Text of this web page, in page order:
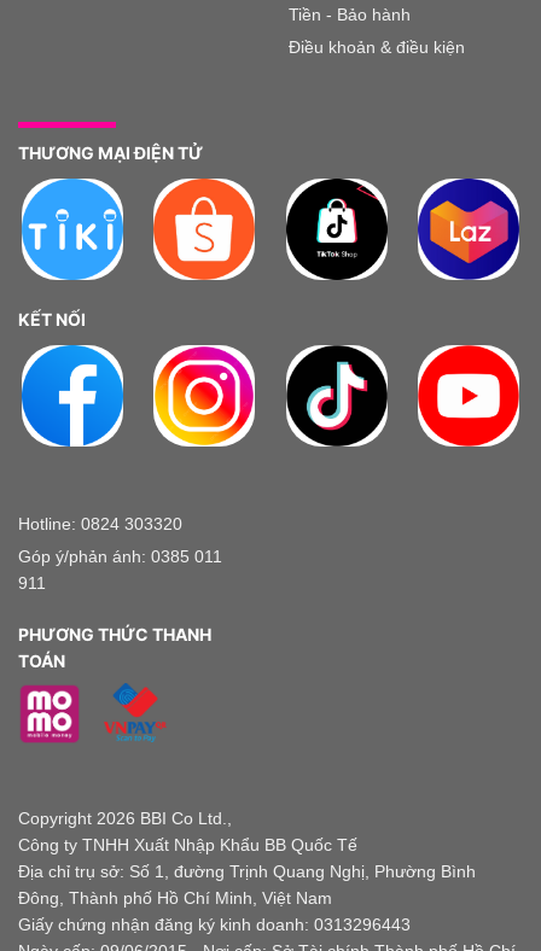
Tiền - Bảo hành
Điều khoản & điều kiện
THƯƠNG MẠI ĐIỆN TỬ
KẾT NỐI
Hotline: 0824 303320
Góp ý/phản ánh: 0385 011
911
PHƯƠNG THỨC THANH
TOÁN
Copyright 2026 BBI Co Ltd.,
Công ty TNHH Xuất Nhập Khẩu BB Quốc Tế
Địa chỉ trụ sở: Số 1, đường Trịnh Quang Nghị, Phường Bình
Đông, Thành phố Hồ Chí Minh, Việt Nam
Giấy chứng nhận đăng ký kinh doanh: 0313296443